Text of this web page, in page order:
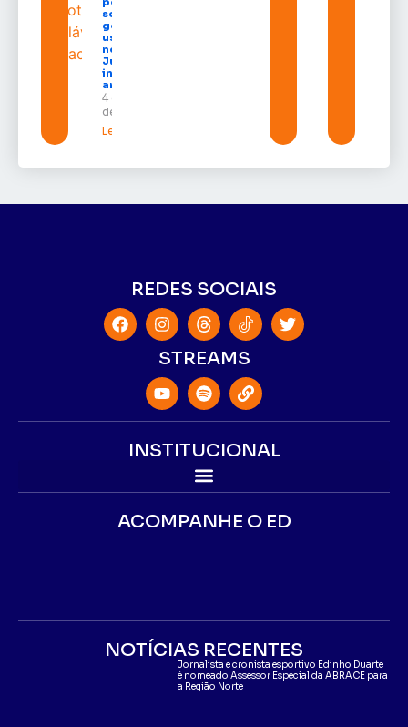
sobre
golpes com
uso do
nome da
Justiça e
inteligência
artificial
4 de agosto
de 2026
Leia mais »
REDES SOCIAIS
STREAMS
INSTITUCIONAL
ACOMPANHE O ED
NOTÍCIAS RECENTES
Jornalista e cronista esportivo Edinho Duarte
é nomeado Assessor Especial da ABRACE para
a Região Norte